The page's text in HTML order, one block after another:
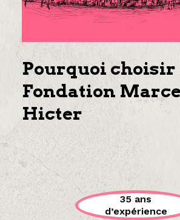
Pourquoi choisir
Fondation
Hicter
35 ans
d’expérience